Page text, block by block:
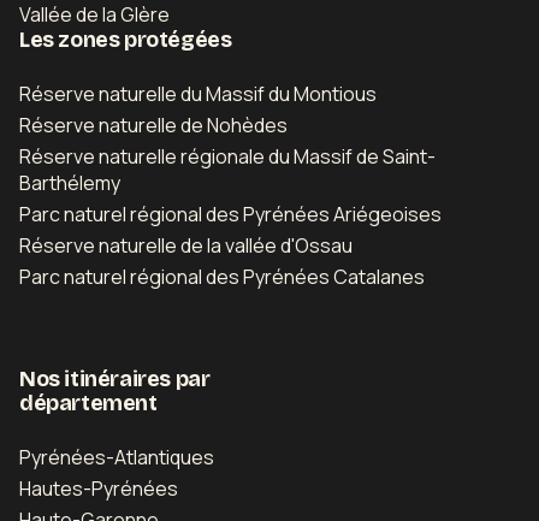
Vallée de la Glère
Les zones protégées
Réserve naturelle du Massif du Montious
Réserve naturelle de Nohèdes
Réserve naturelle régionale du Massif de Saint-
Barthélemy
Parc naturel régional des Pyrénées Ariégeoises
Réserve naturelle de la vallée d'Ossau
Parc naturel régional des Pyrénées Catalanes
Nos itinéraires par
département
Pyrénées-Atlantiques
Hautes-Pyrénées